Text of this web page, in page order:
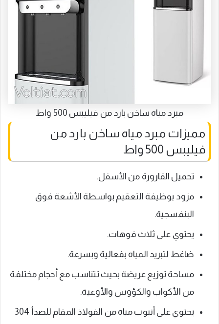
مبرد مياه ساخن بارد من فيليبس 500 واط
مميزات مبرد مياه ساخن بارد من
فيليبس 500 واط
تحميل القارورة من الأسفل.
مزود بوظيفة التعقيم بواسطة الأشعة فوق
البنفسجية.
يحتوي على ثلاث فوهات.
ضاغط لتبريد المياه بفعالية وبسرعة.
مساحة توزيع عريضة بحيث تتناسب مع أحجام مختلفة
من الأكواب والكؤوس والأوعية.
يحتوي على أنبوب مياه من الفولاذ المقام للصدأ 304